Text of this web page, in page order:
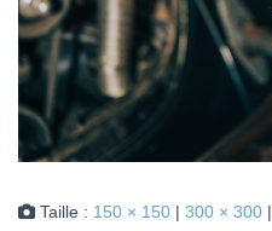
Taille : 150 × 150 | 300 × 300 |